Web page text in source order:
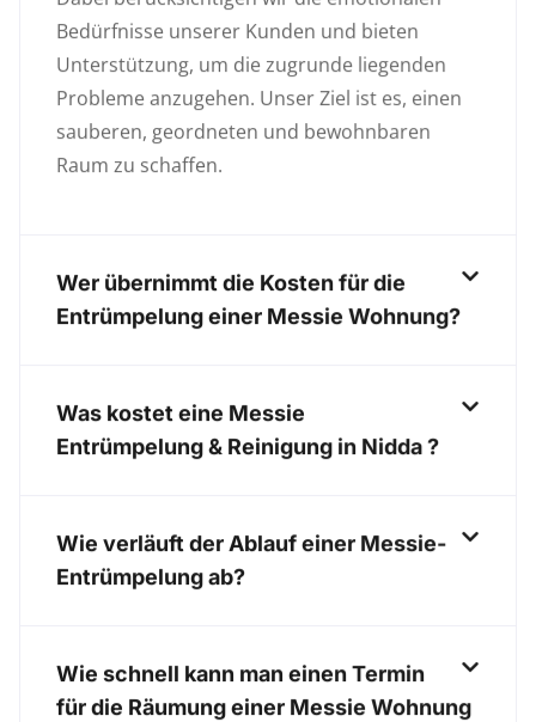
Bedürfnisse unserer Kunden und bieten
Unterstützung, um die zugrunde liegenden
Probleme anzugehen. Unser Ziel ist es, einen
sauberen, geordneten und bewohnbaren
Raum zu schaffen.
Wer übernimmt die Kosten für die
Entrümpelung einer Messie Wohnung?
Was kostet eine Messie
Entrümpelung & Reinigung in Nidda ?
Wie verläuft der Ablauf einer Messie-
Entrümpelung ab?
Wie schnell kann man einen Termin
für die Räumung einer Messie Wohnung